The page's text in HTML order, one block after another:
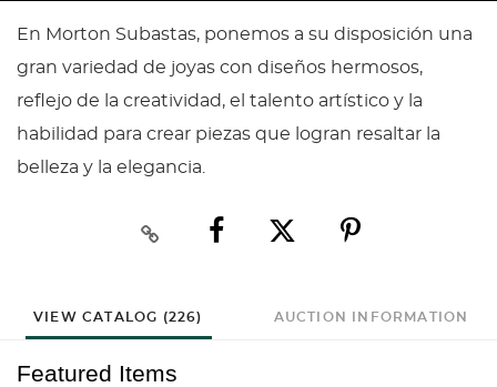
En Morton Subastas, ponemos a su disposición una
gran variedad de joyas con diseños hermosos,
reflejo de la creatividad, el talento artístico y la
habilidad para crear piezas que logran resaltar la
belleza y la elegancia.
VIEW CATALOG (226) AUCTION INFORMATION
Featured Items